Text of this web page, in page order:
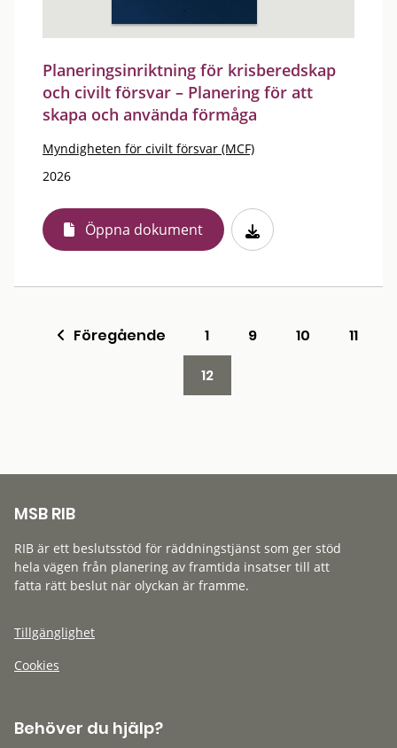
Planeringsinriktning för krisberedskap
och civilt försvar – Planering för att
skapa och använda förmåga
Myndigheten för civilt försvar (MCF)
2026
Öppna dokument
Föregående 1 9 10
11
12
MSB RIB
RIB är ett beslutsstöd för räddningstjänst som ger stöd
hela vägen från planering av framtida insatser till att
fatta rätt beslut när olyckan är framme.
Tillgänglighet
Cookies
Behöver du hjälp?